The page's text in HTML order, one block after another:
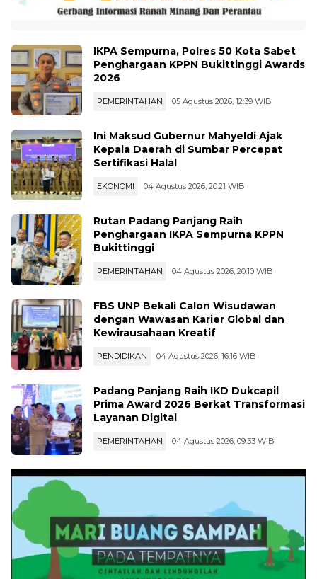
IKPA Sempurna, Polres 50 Kota Sabet
Penghargaan KPPN Bukittinggi Awards
2026
PEMERINTAHAN 05 Agustus 2026, 12:39 WIB
Ini Maksud Gubernur Mahyeldi Ajak
Kepala Daerah di Sumbar Percepat
Sertifikasi Halal
EKONOMI 04 Agustus 2026, 20:21 WIB
Rutan Padang Panjang Raih
Penghargaan IKPA Sempurna KPPN
Bukittinggi
PEMERINTAHAN 04 Agustus 2026, 20:10 WIB
FBS UNP Bekali Calon Wisudawan
dengan Wawasan Karier Global dan
Kewirausahaan Kreatif
PENDIDIKAN 04 Agustus 2026, 16:16 WIB
Padang Panjang Raih IKD Dukcapil
Prima Award 2026 Berkat Transformasi
Layanan Digital
PEMERINTAHAN 04 Agustus 2026, 09:33 WIB